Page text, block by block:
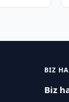
BIZ
Biz